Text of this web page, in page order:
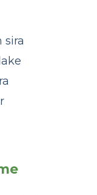
sira